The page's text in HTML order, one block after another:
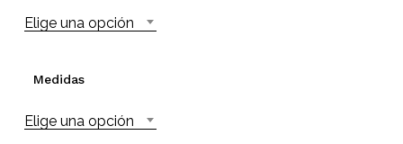
Elige una opción
Medidas
Elige una opción